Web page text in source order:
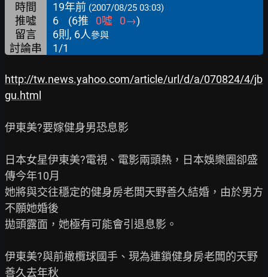
時間 19年前 (2007/08/25 03:03)
推噓 6 (6推 0噓 0→)
留言
6則, 6人參與
討論串 1/1
http://tw.news.yahoo.com/article/url/d/a/070824/4/jb
gu.html
伊東美?要嫁健身男恐息影
日本女星伊東美?電視、電影兩頭熱，日本娛樂圈卻盛
傳今年10月
她將與交往穩定的健身房老闆天野善久結婚，由於男方
不願她婚後
拋頭露面，她極有可能會引退息影。
伊東美?與前橄欖球國手、現為連鎖健身房老闆的天野
善久去年秋